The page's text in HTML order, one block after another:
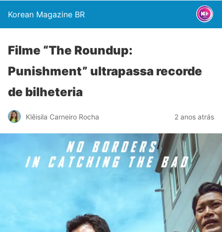
Korean Magazine BR
Filme “The Roundup:
Punishment” ultrapassa recorde
de bilheteria
Klêisila Carneiro Rocha 2 anos atrás